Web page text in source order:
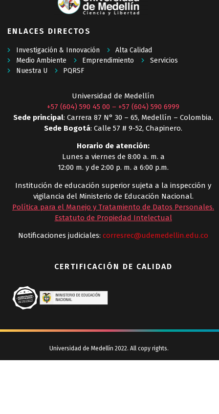
ENLACES DIRECTOS
Investigación & Innovación
Alta Calidad
Medio Ambiente
Emprendimiento
Servicios
Nuestra U
PQRSF
Universidad de Medellín
+57 (604) 590 45 00 – +57 (604) 590 6999
Sede principal: Carrera 87 N° 30 – 65, Medellín – Colombia.
Sede Bogotá: Calle 57 # 9-52, Chapinero.
Horario de atención:
Lunes a viernes de 8:00 a. m. a
12:00 m. y de 2:00 p. m. a 6:00 p.m.
Institución de educación superior sujeta a la inspección y
vigilancia del Ministerio de Educación Nacional.
Política para el Manejo y Tratamiento de Datos Personales.
Estatuto de Propiedad Intelectual
Notificaciones judiciales: corresrec@udemedellin.edu.co
CERTIFICACIÓN DE CALIDAD
Universidad de Medellín 2022. All copy rights.